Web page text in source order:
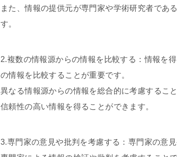
また、情報の提供元が専門家や学術研究者であ
す。
2.複数の情報源からの情報を比較する：情報を
の情報を比較することが重要です。
異なる情報源からの情報を総合的に考慮するこ
信頼性の高い情報を得ることができます。
3.専門家の意見や批判を考慮する：専門家の意